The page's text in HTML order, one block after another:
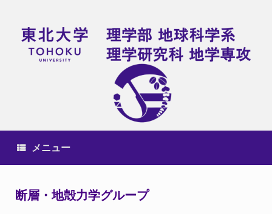
メニュー
断層・地殻力学グループ